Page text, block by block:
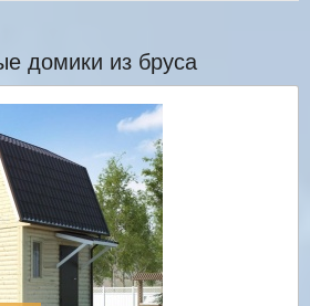
домики из бруса